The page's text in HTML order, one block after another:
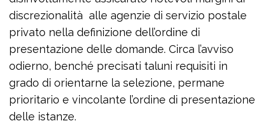
discrezionalità alle agenzie di servizio postale
privato nella definizione dell’ordine di
presentazione delle domande. Circa l’avviso
odierno, benché precisati taluni requisiti in
grado di orientarne la selezione, permane
prioritario e vincolante l’ordine di presentazione
delle istanze.